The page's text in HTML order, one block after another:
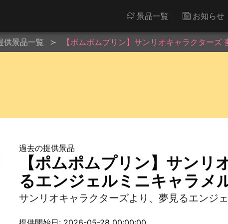
景品一覧 お知らせ
供景品一覧 【ポムポムプリン】サンリオキャラクター
過去の提供景品
【ポムポムプリン】サンリ
るエンジェルミニキャラメ
サンリオキャラクターズより、夢見るエンジ